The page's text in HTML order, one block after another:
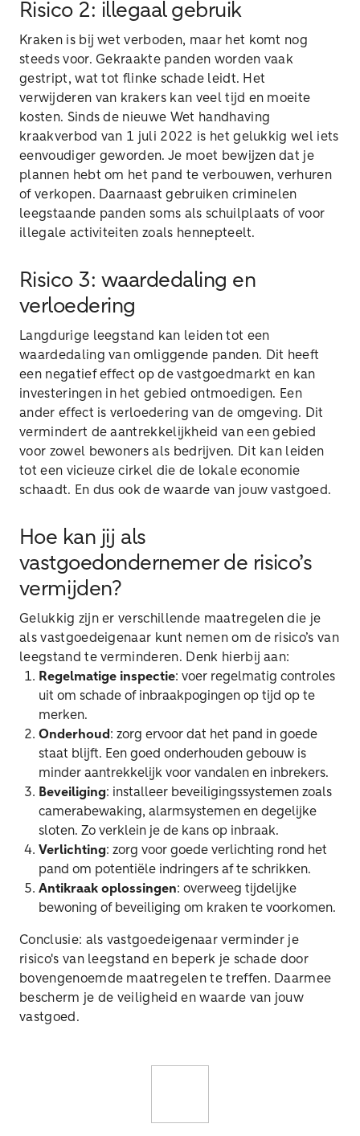
Risico 2: illegaal gebruik
Kraken is bij wet verboden, maar het komt nog
steeds voor. Gekraakte panden worden vaak
gestript, wat tot flinke schade leidt. Het
verwijderen van krakers kan veel tijd en moeite
kosten. Sinds de nieuwe Wet handhaving
kraakverbod van 1 juli 2022 is het gelukkig wel iets
eenvoudiger geworden. Je moet bewijzen dat je
plannen hebt om het pand te verbouwen, verhuren
of verkopen. Daarnaast gebruiken criminelen
leegstaande panden soms als schuilplaats of voor
illegale activiteiten zoals hennepteelt.
Risico 3: waardedaling en
verloedering
Langdurige leegstand kan leiden tot een
waardedaling van omliggende panden. Dit heeft
een negatief effect op de vastgoedmarkt en kan
investeringen in het gebied ontmoedigen. Een
ander effect is verloedering van de omgeving. Dit
vermindert de aantrekkelijkheid van een gebied
voor zowel bewoners als bedrijven. Dit kan leiden
tot een vicieuze cirkel die de lokale economie
schaadt. En dus ook de waarde van jouw vastgoed.
Hoe kan jij als
vastgoedondernemer de risico’s
vermijden?
Gelukkig zijn er verschillende maatregelen die je
als vastgoedeigenaar kunt nemen om de risico’s van
leegstand te verminderen. Denk hierbij aan:
Regelmatige inspectie: voer regelmatig controles
uit om schade of inbraakpogingen op tijd op te
merken.
Onderhoud : zorg ervoor dat het pand in goede
staat blijft. Een goed onderhouden gebouw is
minder aantrekkelijk voor vandalen en inbrekers.
Beveiliging: installeer beveiligingssystemen zoals
camerabewaking, alarmsystemen en degelijke
sloten. Zo verklein je de kans op inbraak.
Verlichting: zorg voor goede verlichting rond het
pand om potentiële indringers af te schrikken.
Antikraak oplossingen: overweeg tijdelijke
bewoning of beveiliging om kraken te voorkomen.
Conclusie: als vastgoedeigenaar verminder je
risico's van leegstand en beperk je schade door
bovengenoemde maatregelen te treffen. Daarmee
bescherm je de veiligheid en waarde van jouw
vastgoed.